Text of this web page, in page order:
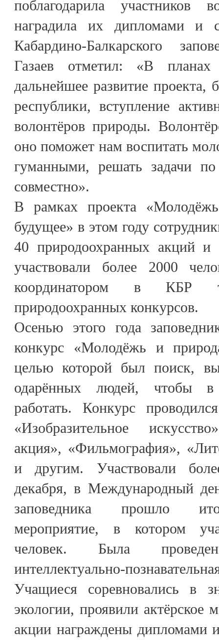
поблагодарила участников
наградила их дипломами и
Кабардино-Балкарского
Газаев отметил: «В
дальнейшее развитие проекта,
республики, вступление
волонтёров природы.
оно поможет нам воспитать
гуманными, решать задачи
совместно».
В рамках проекта
будущее» в этом году
40 природоохранных акций и
участвовали более 2000
координатором в КБР
природоохранных конкурсов.
Осенью этого года
конкурс «Молодёжь и
целью которой был поиск,
одарённых людей, чтобы в
работать. Конкурс
«Изобразительное
акция», «Фильмография»,
и другим. Участвовали
декабря, в Международный
заповедника прошло
мероприятие, в котором
человек. Была
интеллектуально-
Учащиеся соревновались в
экологии, проявили актёрское
акции награждены дипломами